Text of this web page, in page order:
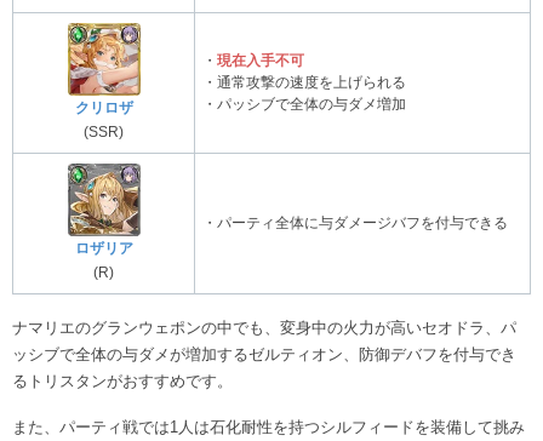
クリロザ
(SSR)
・ 現在入手不可
・通常攻撃の速度を上げられる
・パッシブで全体の与ダメ増加
ロザリア
(R)
・パーティ全体に与ダメージバフを付与できる
ナマリエのグランウェポンの中でも、変身中の火力が高いセオドラ、パ
ッシブで全体の与ダメが増加するゼルティオン、防御デバフを付与でき
るトリスタンがおすすめです。
また、パーティ戦では1人は石化耐性を持つシルフィードを装備して挑み